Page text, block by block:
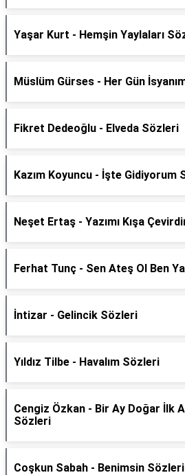
Yaşar Kurt - Hemşin Yaylaları
Müslüm Gürses - Her Gün
Fikret Dedeoğlu - Elveda Sözleri
Kazım Koyuncu - İşte Gidiyorum
Neşet Ertaş - Yazımı Kışa
Ferhat Tunç - Sen Ateş Ol Ben
İntizar - Gelincik Sözleri
Yıldız Tilbe - Havalım Sözleri
Cengiz Özkan - Bir Ay Doğar İlk
Sözleri
Coşkun Sabah - Benimsin Sözleri